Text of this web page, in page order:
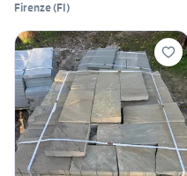
Firenze(FI)